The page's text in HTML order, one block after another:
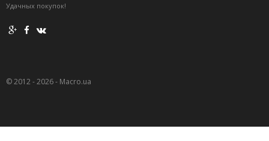
Удачных покупок!
© 2012 - 2026 - Macro.ua